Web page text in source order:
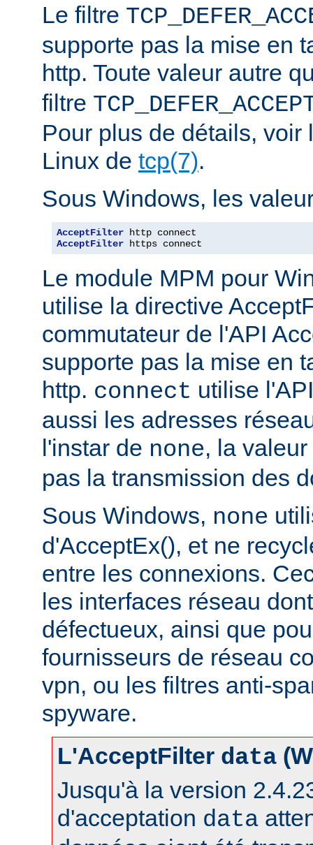
Le filtre
supporte pas la mise en
http. Toute valeur autre
filtre
Pour plus de détails, voir
Linux de tcp(7).
Sous Windows, les
AcceptFilter
AcceptFilter https connect
Le module MPM pour
utilise la directive
commutateur de l'API
supporte pas la mise en
http. connect utilise
aussi les adresses
l'instar de none, la valeur
pas la transmission des
Sous Windows, none
d'AcceptEx(), et ne
entre les connexions.
les interfaces réseau
défectueux, ainsi que
fournisseurs de réseau
vpn, ou les filtres anti-
spyware.
L'AcceptFilter data
Jusqu'à la version
d'acceptation data